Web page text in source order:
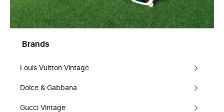
Brands
Louis Vuitton Vintage
Dolce & Gabbana
Gucci Vintage